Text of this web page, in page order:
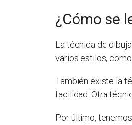
¿Cómo se
La técnica de
varios estilos, como
También existe la
facilidad. Otra
Por último,